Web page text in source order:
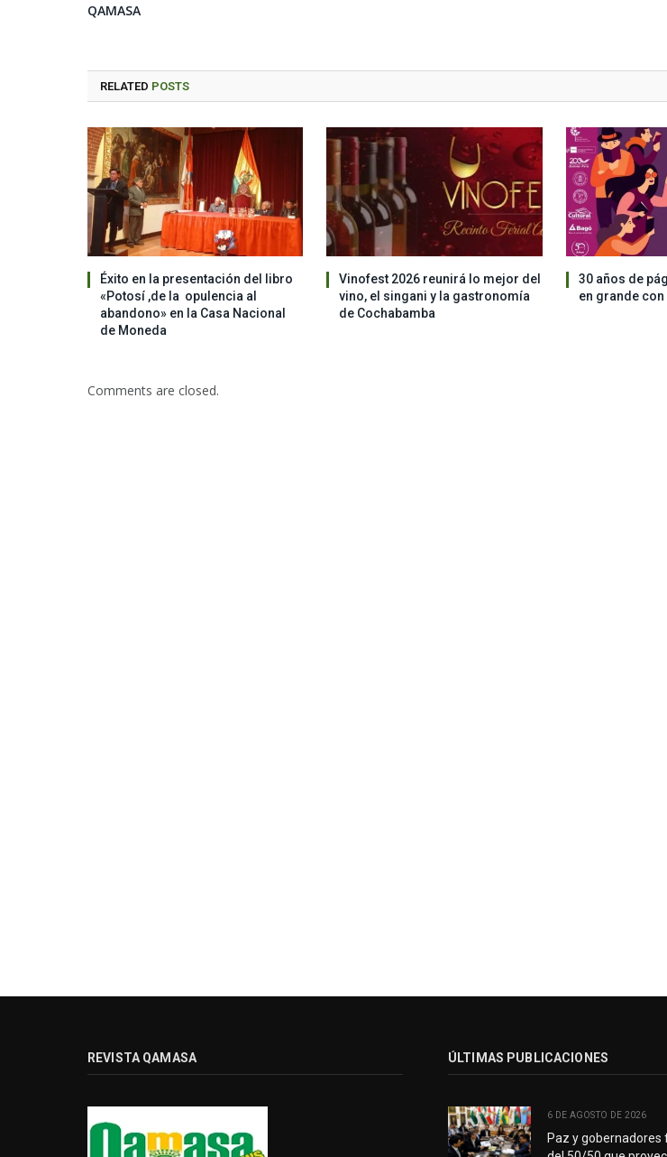
QAMASA
RELATED POSTS
Éxito en la presentación del libro
«Potosí ,de la opulencia al
abandono» en la Casa Nacional
de Moneda
Vinofest 2026 reunirá lo mejor del
vino, el singani y la gastronomía
de Cochabamba
30 años de
en grande
Comments are closed.
REVISTA QAMASA ÚLTIMAS PUBLICACIONES
6 DE AGOSTO DE 2026
Paz y gobernadores